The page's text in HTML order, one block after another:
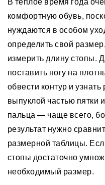
В теплое время года
комфортную обувь,
нуждаются в особом
определить свой
измерить длину стопы.
поставить ногу на
обвести контур и
выпуклой частью пятки
пальца — чаще всего,
результат нужно
размерной таблицы.
стопы достаточно
необходимый размер.